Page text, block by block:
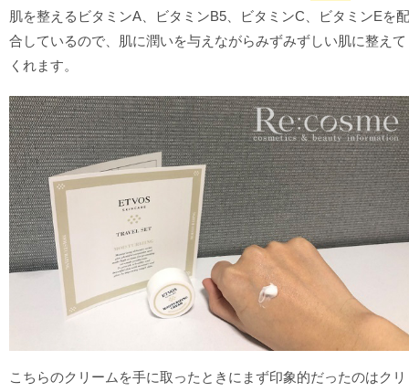
肌を整えるビタミンA、ビタミンB5、ビタミンC、ビタミンEを配
合しているので、肌に潤いを与えながらみずみずしい肌に整えて
くれます。
こちらのクリームを手に取ったときにまず印象的だったのはクリ